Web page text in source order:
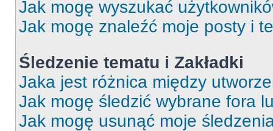
Jak mogę wyszukać
Jak mogę znaleźć moje posty i
Śledzenie tematu i Zakładki
Jaka jest różnica między
Jak mogę śledzić wybrane fora
Jak mogę usunąć moje